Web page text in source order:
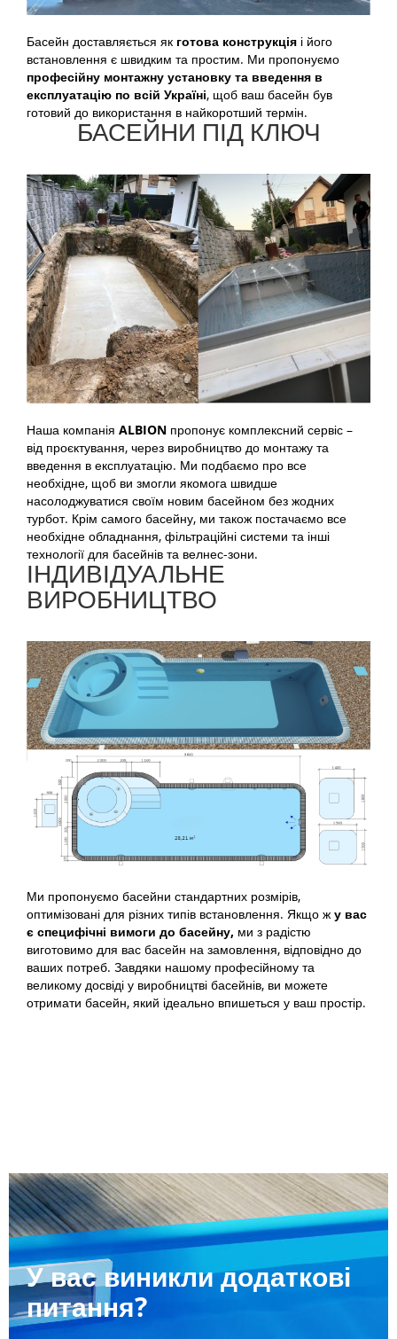
Басейн доставляється як готова конструкція і його
встановлення є швидким та простим. Ми пропонуємо
професійну монтажну установку та введення в
експлуатацію по всій Україні, щоб ваш басейн був
готовий до використання в найкоротший термін.
БАСЕЙНИ ПІД КЛЮЧ
Наша компанія ALBION пропонує комплексний сервіс –
від проєктування, через виробництво до монтажу та
введення в експлуатацію. Ми подбаємо про все
необхідне, щоб ви змогли якомога швидше
насолоджуватися своїм новим басейном без жодних
турбот. Крім самого басейну, ми також постачаємо все
необхідне обладнання, фільтраційні системи та інші
технології для басейнів та велнес-зони.
ІНДИВІДУАЛЬНЕ
ВИРОБНИЦТВО
Ми пропонуємо басейни стандартних розмірів,
оптимізовані для різних типів встановлення. Якщо ж у вас
є специфічні вимоги до басейну, ми з радістю
виготовимо для вас басейн на замовлення, відповідно до
ваших потреб. Завдяки нашому професійному та
великому досвіді у виробництві басейнів, ви можете
отримати басейн, який ідеально впишеться у ваш простір.
У вас виникли додаткові
питання?